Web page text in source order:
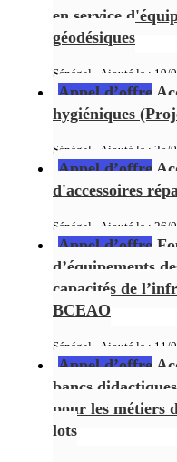
en service
géodésiques
Sénégal - Ajouté le : 19/
Appel d’offre
hygiéniques
Sénégal - Ajouté le : 25/
Appel d’offre
d'accessoires
Sénégal - Ajouté le : 26/
Appel d’offre
d’équipements
capacités de
BCEAO
Sénégal - Ajouté le : 11/
Appel d’offre
bancs
pour les métiers
lots